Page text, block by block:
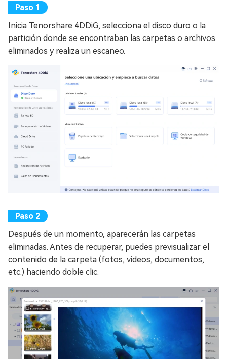
Inicia Tenorshare 4DDiG, selecciona el disco duro o la
partición donde se encontraban las carpetas o archivos
eliminados y realiza un escaneo.
Después de un momento, aparecerán las carpetas
eliminadas. Antes de recuperar, puedes previsualizar el
contenido de la carpeta (fotos, videos, documentos,
etc.) haciendo doble clic.